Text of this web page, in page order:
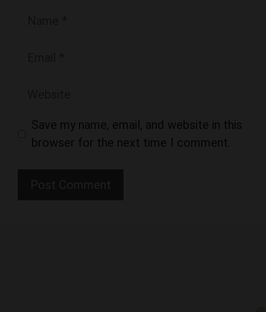
Save my name, email, and website in this
browser for the next time I comment.